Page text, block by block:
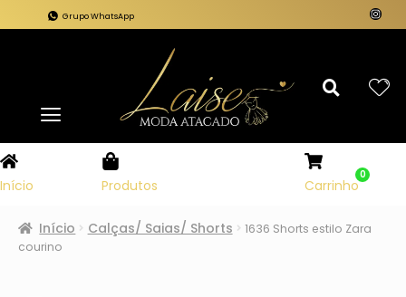
Grupo WhatsApp
Início Produtos Carrinho
0
Início Calças/ Saias/ Shorts
1636 Shorts estilo Zara
courino